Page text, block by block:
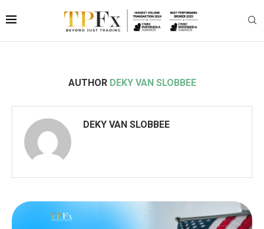
AUTHOR DEKY VAN SLOBBEE
DEKY VAN SLOBBEE